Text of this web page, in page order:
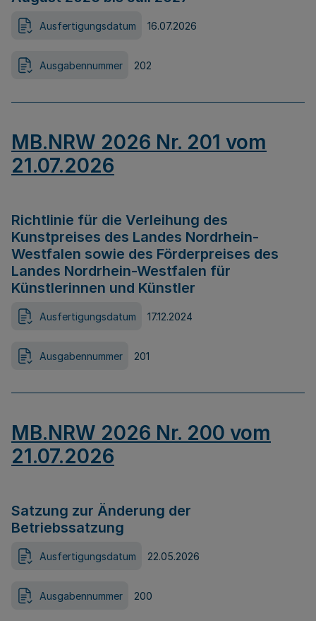
Ausfertigungsdatum 16.07.2026
Ausgabennummer 202
MB.NRW 2026 Nr. 201 vom
21.07.2026
Richtlinie für die Verleihung des
Kunstpreises des Landes Nordrhein-
Westfalen sowie des Förderpreises des
Landes Nordrhein-Westfalen für
Künstlerinnen und Künstler
Ausfertigungsdatum 17.12.2024
Ausgabennummer 201
MB.NRW 2026 Nr. 200 vom
21.07.2026
Satzung zur Änderung der
Betriebssatzung
Ausfertigungsdatum 22.05.2026
Ausgabennummer 200